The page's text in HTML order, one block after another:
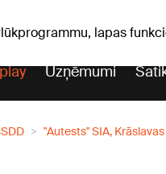
lapas
Uzņēmumi
"Autests" SIA,